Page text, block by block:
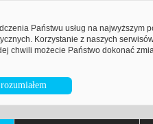
Państwu usług na najwyższym
Korzystanie z naszych
chwili możecie Państwo dokonać